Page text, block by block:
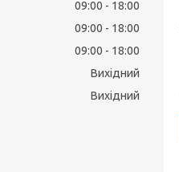
09:00
18:00
09:00
18:00
09:00
18:00
Вихідний
Вихідний